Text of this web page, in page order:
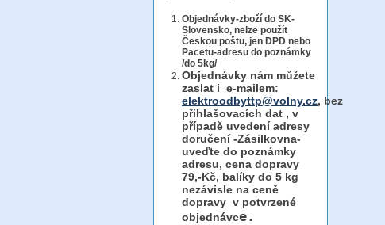
Objednávky-zboží do SK-
Slovensko, nelze použít
Českou poštu, jen DPD nebo
Pacetu-adresu do poznámky
/do 5kg/
Objednávky nám můžete
zaslat i e-mailem:
elektroodbyttp@volny.cz, bez
přihlašovacích dat , v
případě uvedení adresy
doručení -Zásilkovna-
uveďte do poznámky
adresu, cena dopravy
79,-Kč, balíky do 5 kg
nezávisle na ceně
dopravy v potvrzené
objednávce.